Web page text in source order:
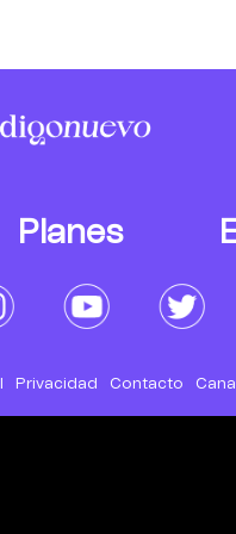
Planes
Privacidad Contacto